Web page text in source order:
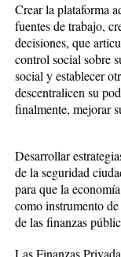
Crear la plataforma
fuentes de trabajo,
decisiones, que
control social sobre
social y establecer
descentralicen su
finalmente, mejorar
Desarrollar
de la seguridad
para que la
como instrumento
de las finanzas
Las Finanzas